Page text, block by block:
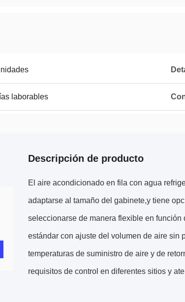
laborables
Descripción de producto
El aire acondicionado en fila con agua
adaptarse al tamaño del gabinete,y tiene
seleccionarse de manera flexible en
estándar con ajuste del volumen de aire sin
temperaturas de suministro de aire y de
requisitos de control en diferentes sitios y